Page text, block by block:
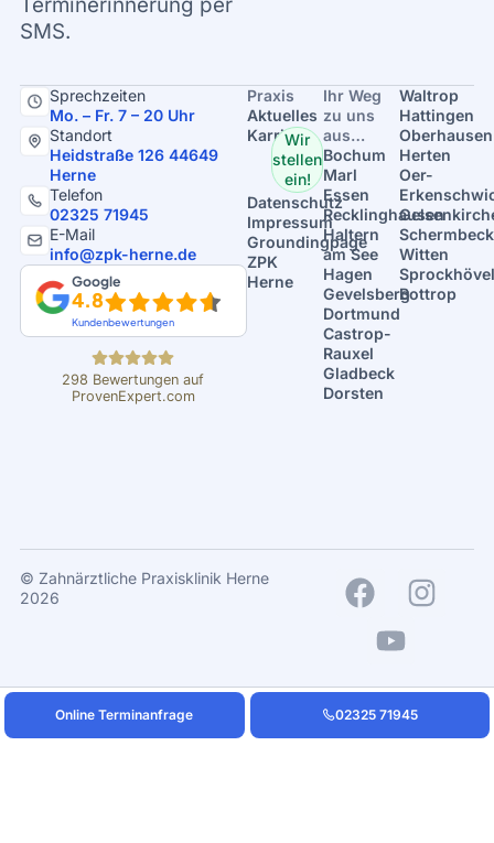
SMS.
Sprechzeiten
Mo. – Fr. 7 – 20 Uhr
Standort
Heidstraße 126 44649
Herne
Telefon
02325 71945
E-Mail
info@zpk-herne.de
Google
4.8
Kundenbewertungen
298 Bewertungen auf
ProvenExpert.com
Praxis
Aktuelles
Karriere
Wir
stellen
ein!
Datenschutz
Impressum
Groundingpage
ZPK
Herne
Ihr Weg
zu uns
aus…
Bochum
Marl
Essen
Recklinghausen
Haltern
am See
Hagen
Gevelsberg
Dortmund
Castrop-
Rauxel
Gladbeck
Dorsten
Waltrop
Hattingen
Oberhausen
Herten
Oer-
Schermbeck
Witten
Sprockhövel
Bottrop
© Zahnärztliche Praxisklinik Herne
2026
Online Terminanfrage 02325 71945